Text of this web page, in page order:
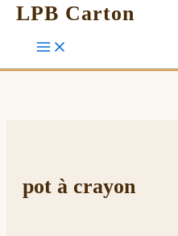
LPB Carton
pot à crayon